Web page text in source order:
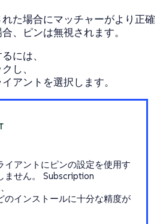
た場合にマッチャーがより正確
、ピンは無視されます。
には、
し、
アントを選択します。
イアントにピンの設定を使用す
ません。 Subscription
のインストールに十分な精度が